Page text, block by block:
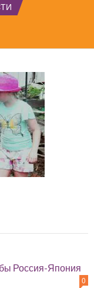
Россия-Япония
0